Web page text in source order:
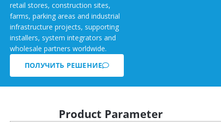
retail stores, construction sites,
farms, parking areas and industrial
infrastructure projects, supporting
installers, system integrators and
wholesale partners worldwide.
ПОЛУЧИТЬ РЕШЕНИЕ
Product Parameter